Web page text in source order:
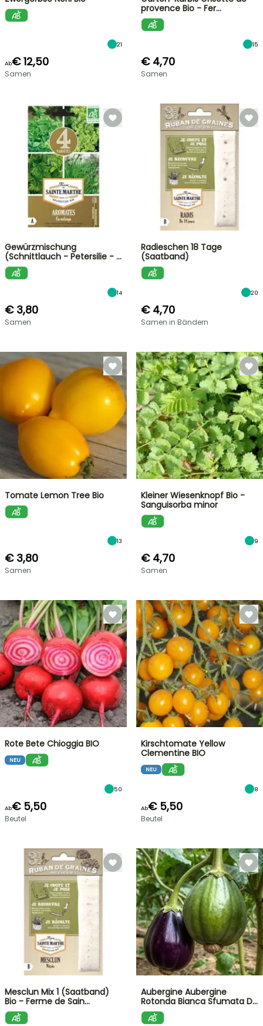
21
Ab€ 12,50
Samen
provence Bio - Fer…
15
€ 4,70
Samen
Gewürzmischung
(Schnittlauch - Petersilie - …
14
€ 3,80
Samen
Radieschen 18 Tage
(Saatband)
20
€ 4,70
Samen in Bändern
Tomate Lemon Tree Bio
13
€ 3,80
Samen
Kleiner Wiesenknopf Bio -
Sanguisorba minor
9
€ 4,70
Samen
Rote Bete Chioggia BIO
NEU
50
Ab€ 5,50
Beutel
Kirschtomate Yellow
Clementine BIO
NEU
8
Ab€ 5,50
Beutel
Mesclun Mix 1 (Saatband)
Bio - Ferme de Sain…
Aubergine Aubergine
Rotonda Bianca Sfumata D…